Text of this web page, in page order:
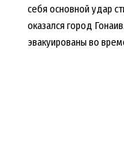
себя основной удар
оказался город
эвакуированы во